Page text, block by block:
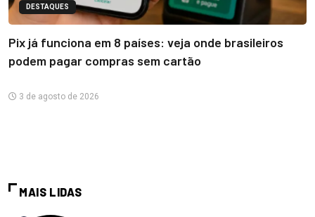
DESTAQUES
Pix já funciona em 8 países: veja onde brasileiros
podem pagar compras sem cartão
3 de agosto de 2026
MAIS LIDAS